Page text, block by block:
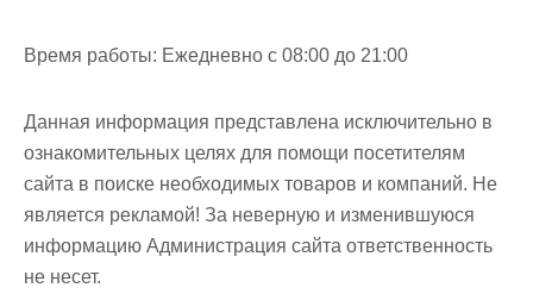
Время работы: Ежедневно с 08:00 до 21:00
Данная информация представлена исключительно в
ознакомительных целях для помощи посетителям
сайта в поиске необходимых товаров и компаний. Не
является рекламой! За неверную и изменившуюся
информацию Администрация сайта ответственность
не несет.